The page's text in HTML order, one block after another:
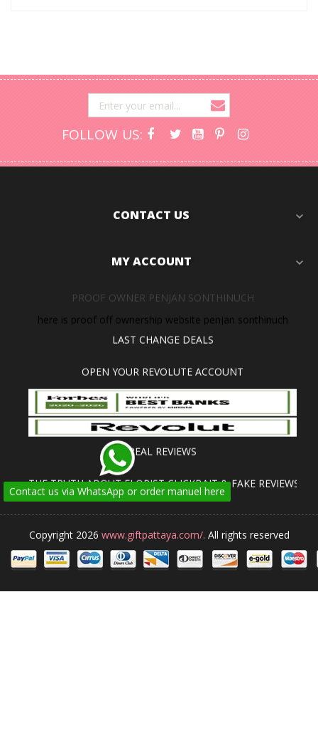
FOLLOW US:
CONTACT US expand_more
MY ACCOUNT expand_more
PROOF OWNER PENJAN SONTHINUCH
here is proof off ownership website penjan sonthinuch
LAST CHANGE DEALS
OPEN YOUR REVOLUTE ACCOUNT
REAL REVIEWS
THE TRUTH ABOUT FLORIST CLICKBAIT & FAKE REVIEWS
Contact us via WhatsApp or order manuel here
Copyright 2026 www.giftpattaya.com/. All rights reserved